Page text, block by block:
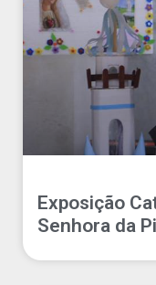
Exposição
Senhora da